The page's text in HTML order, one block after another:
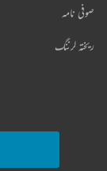
صوفی نامہ
ریختہ لرننگ